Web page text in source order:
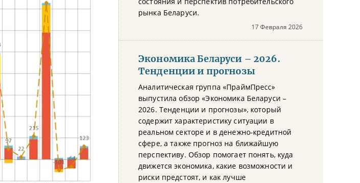
рынка Беларуси.
17 Февраля 2026
Экономика Беларуси – 2026.
Тенденции и прогнозы
Аналитическая группа «ПраймПресс»
выпустила обзор «Экономика Беларуси –
2026. Тенденции и прогнозы», который
содержит характеристику ситуации в
реальном секторе и в денежно-кредитной
сфере, а также прогноз на ближайшую
перспективу. Обзор помогает понять, куда
движется экономика, какие возможности и
риски предстоят, и как лучше